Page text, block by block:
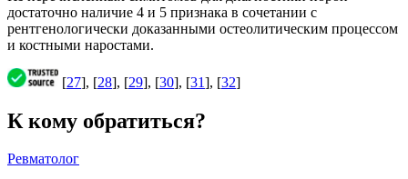
достаточно наличие 4 и 5 признака в сочетании с
рентгенологически доказанными остеолитическим процессом
и костными наростами.
[27], [28], [29], [30], [31], [32]
К кому обратиться?
Ревматолог